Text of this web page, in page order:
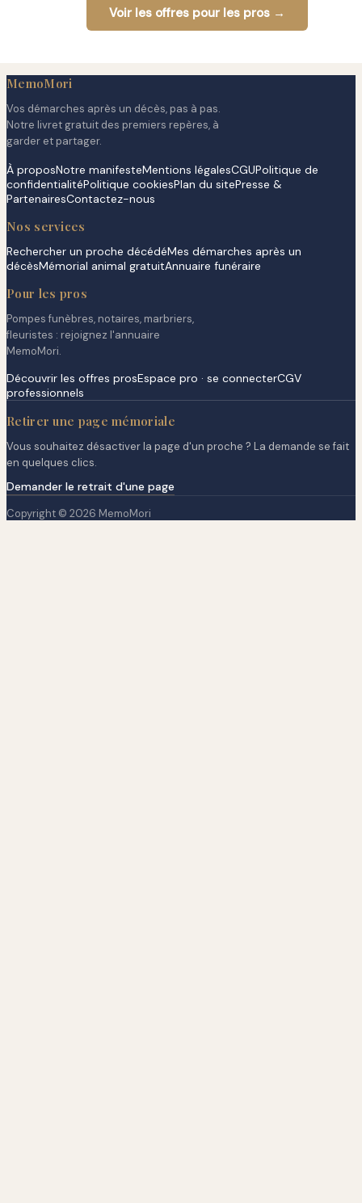
Voir les offres pour les pros →
MemoMori
Vos démarches après un décès, pas à pas.
Notre livret gratuit des premiers repères, à
garder et partager.
À proposNotre manifesteMentions légalesCGUPolitique de
confidentialitéPolitique cookiesPlan du sitePresse &
PartenairesContactez-nous
Nos services
Rechercher un proche décédéMes démarches après un
décèsMémorial animal gratuitAnnuaire funéraire
Pour les pros
Pompes funèbres, notaires, marbriers,
fleuristes : rejoignez l'annuaire
MemoMori.
Découvrir les offres prosEspace pro · se connecterCGV
professionnels
Retirer une page mémoriale
Vous souhaitez désactiver la page d'un proche ? La demande se fait
en quelques clics.
Demander le retrait d'une page
Copyright © 2026 MemoMori